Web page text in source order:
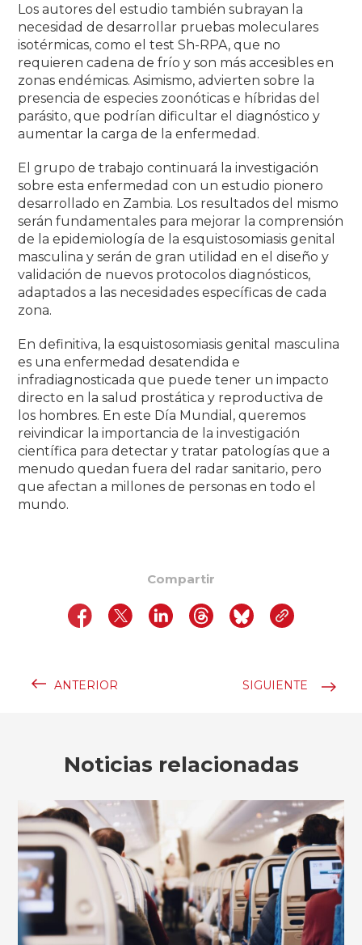
Los autores del estudio también subrayan la
necesidad de desarrollar pruebas moleculares
isotérmicas, como el test Sh-RPA, que no
requieren cadena de frío y son más accesibles en
zonas endémicas. Asimismo, advierten sobre la
presencia de especies zoonóticas e híbridas del
parásito, que podrían dificultar el diagnóstico y
aumentar la carga de la enfermedad.
El grupo de trabajo continuará la investigación
sobre esta enfermedad con un estudio pionero
desarrollado en Zambia. Los resultados del mismo
serán fundamentales para mejorar la comprensión
de la epidemiología de la esquistosomiasis genital
masculina y serán de gran utilidad en el diseño y
validación de nuevos protocolos diagnósticos,
adaptados a las necesidades específicas de cada
zona.
En definitiva, la esquistosomiasis genital masculina
es una enfermedad desatendida e
infradiagnosticada que puede tener un impacto
directo en la salud prostática y reproductiva de
los hombres. En este Día Mundial, queremos
reivindicar la importancia de la investigación
científica para detectar y tratar patologías que a
menudo quedan fuera del radar sanitario, pero
que afectan a millones de personas en todo el
mundo.
Compartir
ANTERIOR SIGUIENTE
Noticias relacionadas